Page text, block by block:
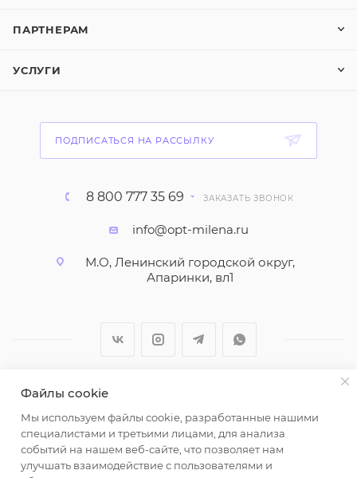
ПАРТНЕРАМ
УСЛУГИ
ПОДПИСАТЬСЯ НА РАССЫЛКУ
8 800 777 35 69 ЗАКАЗАТЬ ЗВОНОК
info@opt-milena.ru
М.О, Ленинский городской округ,
Апаринки, вл1
2026 © ООО "Вайт Текстиль групп"
Любая информация на сайте носит справочный
характер и не является публичной офертой
определяемой положениями пункта 2 статьи 437
Файлы cookie
Мы используем файлы cookie, разработанные нашими
специалистами и третьими лицами, для анализа
событий на нашем веб-сайте, что позволяет нам
улучшать взаимодействие с пользователями и